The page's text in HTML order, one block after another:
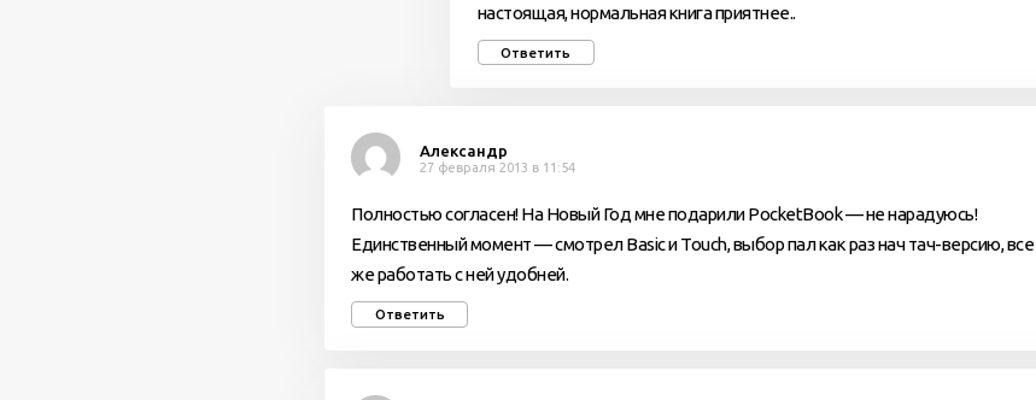
настоящая, нормальная книга приятнее..
Ответить
Александр
27 февраля 2013 в 11:54
Полностью согласен! На Новый Год мне подарили PocketBook — не нарадуюсь!
Единственный момент — смотрел Basic и Touch, выбор пал как раз нач тач-версию, все
же работать с ней удобней.
Ответить